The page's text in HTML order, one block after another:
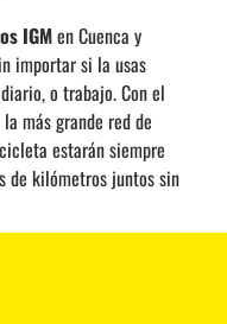
IGMen Cuenca y
importar si la usas
o trabajo. Con el
más grande red de
estarán siempre
de kilómetros juntos sin